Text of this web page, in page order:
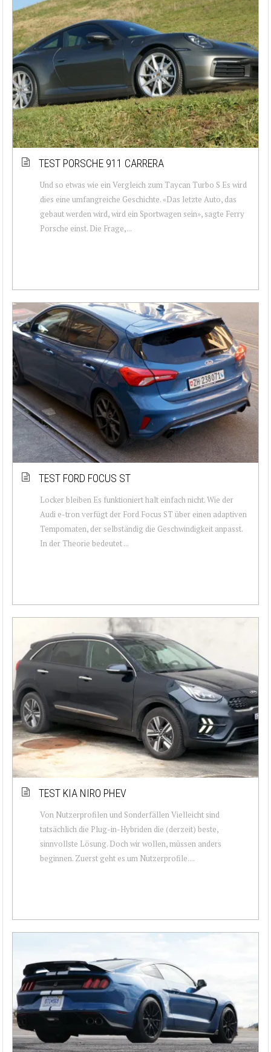
TEST PORSCHE 911 CARRERA
Und so etwas wie ein Vergleich zum Taycan Turbo S Es wird
dies eine umfangreiche Geschichte. «Das letzte Auto, das
gebaut werden wird, wird ein Sportwagen sein», sagte Ferry
Porsche einst. Die Frage,...
TEST FORD FOCUS ST
Locker bleiben Es funktioniert halt einfach nicht. Wie der
Audi e-tron verfügt der Ford Focus ST über einen adaptiven
Tempomaten, der selbständig die Geschwindigkeit anpasst.
In der Theorie bedeutet ...
TEST KIA NIRO PHEV
Von Nutzerprofilen und Sonderfällen Vielleicht sind
tatsächlich die Plug-in-Hybriden die (derzeit) beste,
sinnvollste Lösung. Doch wir wollen, müssen anders
beginnen. Zuerst geht es um Nutzerprofile....